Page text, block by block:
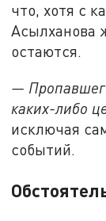
что, хотя с
Асылханова
остаются.
—
каких-либо
исключая
событий.